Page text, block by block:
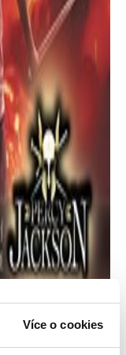
Více o cookies